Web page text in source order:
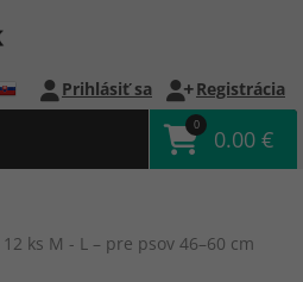
Prihlásiť sa Registrácia
0
0.00 €
ks M - L – pre psov 46–60 cm